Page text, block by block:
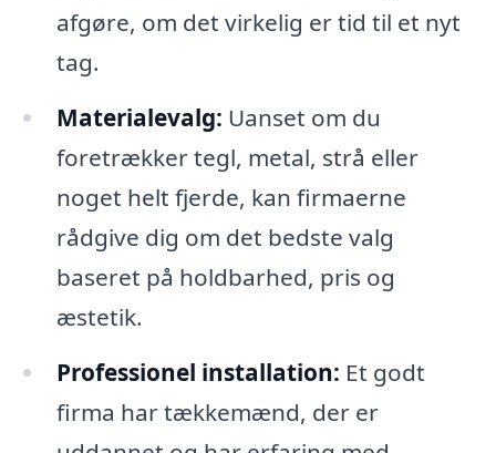
afgøre, om det virkelig er tid til et nyt
tag.
Materialevalg: Uanset om du
foretrækker tegl, metal, strå eller
noget helt fjerde, kan firmaerne
rådgive dig om det bedste valg
baseret på holdbarhed, pris og
æstetik.
Professionel installation: Et godt
firma har tækkemænd, der er